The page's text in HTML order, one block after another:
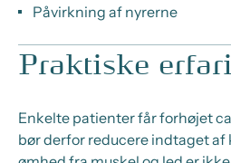
Påvirkning af nyrerne
Praktiske
Enkelte patienter får forhøjet
bør derfor reducere indtaget af